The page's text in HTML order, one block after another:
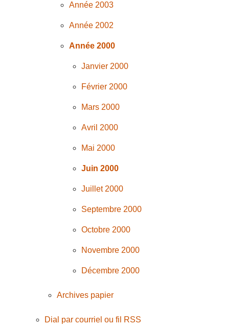
Année 2003
Année 2002
Année 2000
Janvier 2000
Février 2000
Mars 2000
Avril 2000
Mai 2000
Juin 2000
Juillet 2000
Septembre 2000
Octobre 2000
Novembre 2000
Décembre 2000
Archives papier
Dial par courriel ou fil RSS